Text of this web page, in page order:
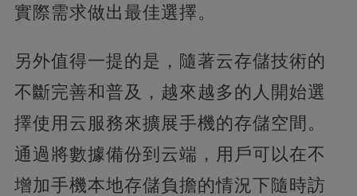
實際需求做出最佳選擇。
另外值得一提的是，隨著云存儲技術的
不斷完善和普及，越來越多的人開始選
擇使用云服務來擴展手機的存儲空間。
通過將數據備份到云端，用戶可以在不
增加手機本地存儲負擔的情況下隨時訪